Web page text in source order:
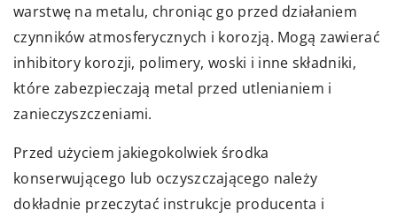
warstwę na metalu, chroniąc go przed działaniem
czynników atmosferycznych i korozją. Mogą zawierać
inhibitory korozji, polimery, woski i inne składniki,
które zabezpieczają metal przed utlenianiem i
zanieczyszczeniami.
Przed użyciem jakiegokolwiek środka
konserwującego lub oczyszczającego należy
dokładnie przeczytać instrukcje producenta i